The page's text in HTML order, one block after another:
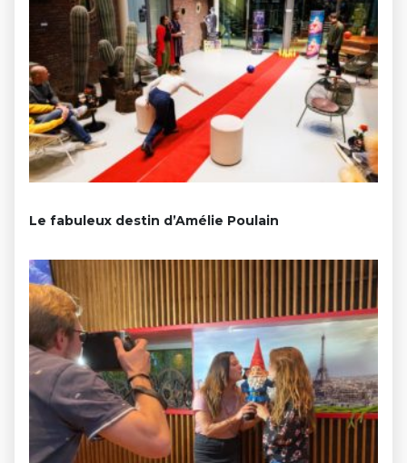
Le fabuleux destin d’Amélie Poulain